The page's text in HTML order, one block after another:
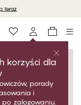
teraz
korzyści dla
porady
i
zalogowaniu.